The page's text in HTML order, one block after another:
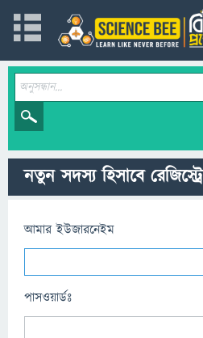
নতুন সদস্য হিসাবে
আমার ইউজারনেইম
পাসওয়ার্ডঃ